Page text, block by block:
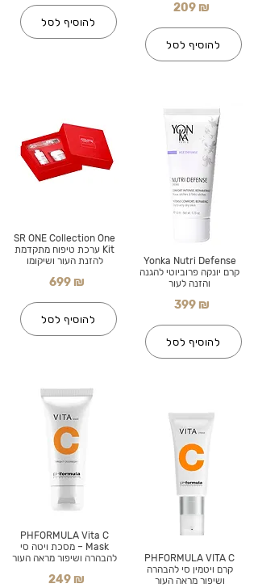
להוסיף לסל
SR ONE Collection One
Kit ערכת טיפוח מתקדמת
להזנת העור ושיקומו
699 ₪
להוסיף לסל
PHFORMULA Vita C
Mask – מסכת ויטה סי
להבהרה ושיפור מראה העור
249 ₪
209 ₪
להוסיף לסל
Yonka Nutri Defense
קרם יונקה פרוביוטי להגנה
והזנה לעור
399 ₪
להוסיף לסל
PHFORMULA VITA C
קרם ויטמין סי להבהרה
ושיפור מראה העור